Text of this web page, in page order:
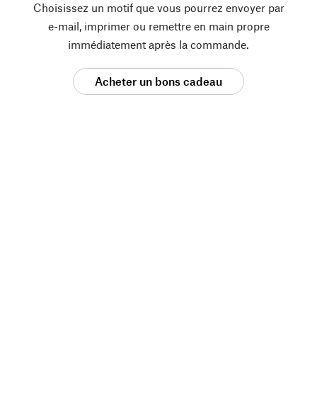
Choisissez un motif que vous pourrez envoyer par
e-mail, imprimer ou remettre en main propre
immédiatement après la commande.
Acheter un bons cadeau